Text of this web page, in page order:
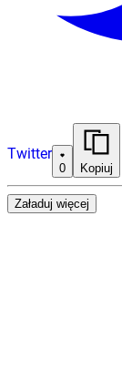
Twitter
0 Kopiuj
Załaduj więcej